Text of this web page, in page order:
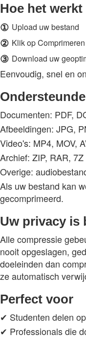
Hoe het werkt
① Upload uw bestand
② Klik op Comprimeren
③ Download uw
Eenvoudig, snel en
Documenten: PDF,
Afbeeldingen: JPG,
Video's: MP4, MOV,
Archief: ZIP, RAR, 7Z
Overige:
Als uw bestand kan
gecomprimeerd.
Uw privacy is
Alle compressie
nooit opgeslagen,
doeleinden dan
ze automatisch
Perfect voor
✔ Studenten delen
✔ Professionals die